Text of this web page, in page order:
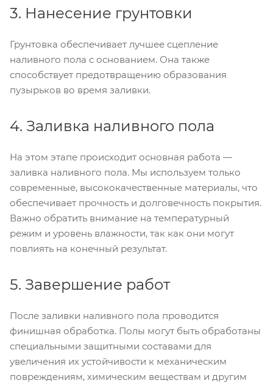
3. Нанесение грунтовки
Грунтовка обеспечивает лучшее сцепление
наливного пола с основанием. Она также
способствует предотвращению образования
пузырьков во время заливки.
4. Заливка наливного пола
На этом этапе происходит основная работа —
заливка наливного пола. Мы используем только
современные, высококачественные материалы, что
обеспечивает прочность и долговечность покрытия.
Важно обратить внимание на температурный
режим и уровень влажности, так как они могут
повлиять на конечный результат.
5. Завершение работ
После заливки наливного пола проводится
финишная обработка. Полы могут быть обработаны
специальными защитными составами для
увеличения их устойчивости к механическим
повреждениям, химическим веществам и другим